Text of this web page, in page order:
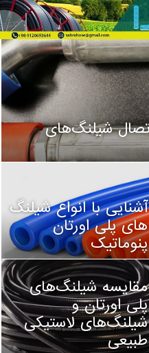
شیلنگ‌های
آشنایی با انواع شیلنگ
های پلی اورتان
پنوماتیک
مقایسه شیلنگ‌های
پلی اورتان و
شیلنگ‌های لاستیکی
طبیعی